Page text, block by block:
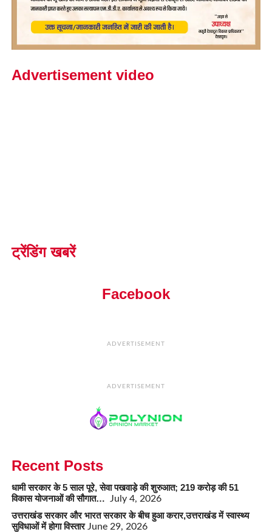
Advertisement video
ट्रेंडिंग खबरें
Facebook
ADVERTISEMENT
ADVERTISEMENT
Recent Posts
धामी सरकार के 5 साल पूरे, सेवा पखवाड़े की शुरुआत; 219 करोड़ की 51
विकास योजनाओं की सौगात…
July 4, 2026
उत्तराखंड सरकार और भारत सरकार के बीच हुआ करार,उत्तराखंड में स्वास्थ्य
सुविधाओं में होगा विस्तार June 29, 2026